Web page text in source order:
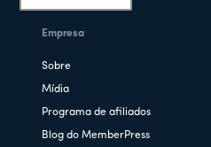
Empresa
Sobre
Mídia
Programa de afiliados
Blog do MemberPress